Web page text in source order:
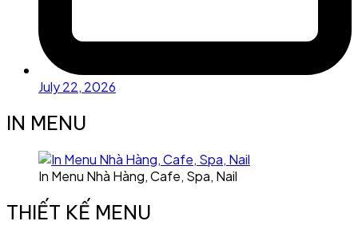
July 22, 2026
IN MENU
In Menu Nhà Hàng, Cafe, Spa, Nail
THIẾT KẾ MENU